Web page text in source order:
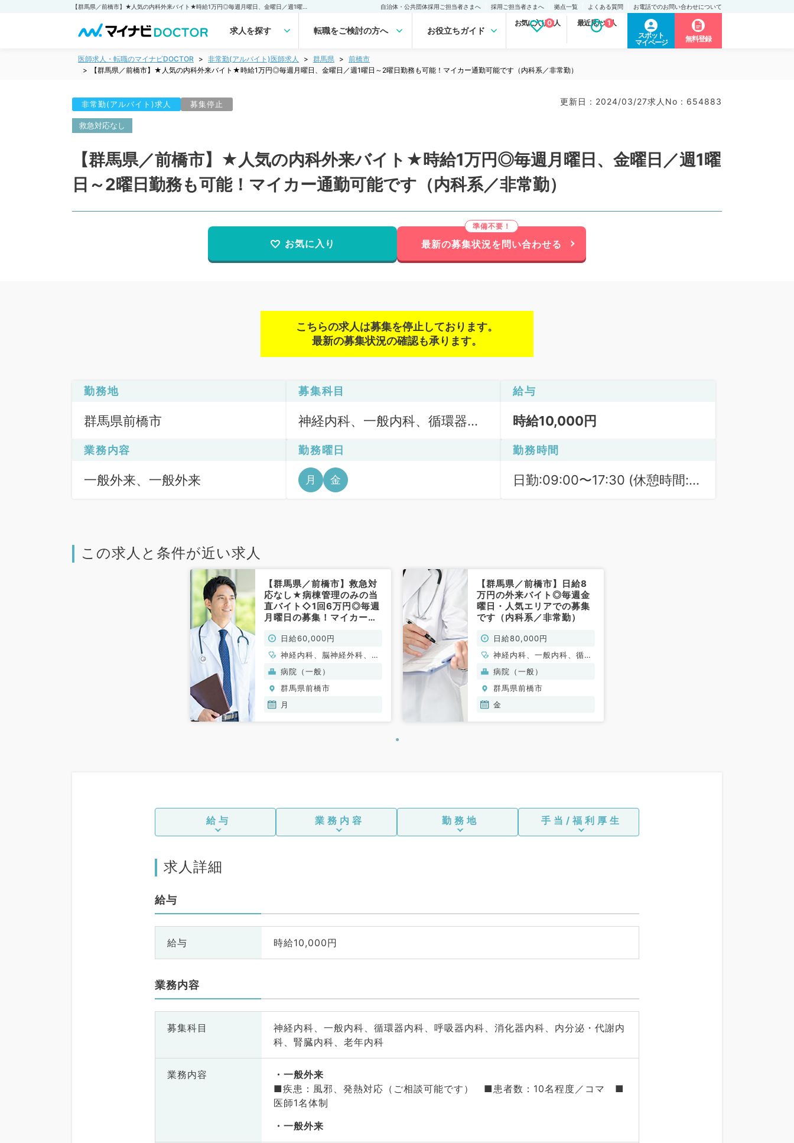
自治体・公共団体採用ご担当者さまへ 採用ご担当者さまへ 拠点一覧 よくある質問 お電話でのお問い合わせについて
求人を探す 転職をご検討の方へ お役立ちガイド
お気に入り求人
0 最近見た求人
1
スポット
マイページ
無料登録
医師求人・転職のマイナビDOCTOR 非常勤(アルバイト)医師求人 群馬県
前橋市
【群馬県／前橋市】★人気の内科外来バイト★時給1万円◎毎週月曜日、金曜日／週1曜日～2曜日勤務も可能！マイカー通勤可能です（内科系／非常勤）
非常勤(アルバイト)求人 募集停止 更新日 : 2024/03/27求人No : 654883
救急対応なし
【群馬県／前橋市】★人気の内科外来バイト★時給1万円◎毎週月曜日、金曜日／週1曜
日～2曜日勤務も可能！マイカー通勤可能です（内科系／非常勤）
お気に入り 最新の募集状況を問い合わせる
こちらの求人は募集を停止しております。
最新の募集状況の確認も承ります。
勤務地
群馬県前橋市
募集科目
神経内科、一般内科、循環器内
内分泌・代謝内科、腎臓内科、
老年内科
給与
時給10,000円
業務内容
一般外来、一般外来
勤務曜日
月 金
勤務時間
日勤:09:00〜17:30 (休憩時間:
この求人と条件が近い求人
【群馬県／前橋市】救急対
応なし★病棟管理のみの当
直バイト◇1回6万円◎毎週
月曜日の募集！マイカー通
系／非常勤）
日給60,000円
神経内科、脳神経外科、呼
吸器外科、心臓血管外科、
一般内科、循環器内科、呼
吸器内科、消化器内科、内
分泌・代謝内科、腎臓内
病院（一般）
群馬県前橋市
月
【群馬県／前橋市】日給8
万円の外来バイト◎毎週金
曜日・人気エリアでの募集
です（内科系／非常勤）
日給80,000円
神経内科、一般内科、循環
器内科、呼吸器内科、消化
器内科、腎臓内科、老年内
科、血液内科
病院（一般）
群馬県前橋市
金
給与 業務内容 勤務地 手当/福利厚生
求人詳細
給与
給与 時給10,000円
業務内容
募集科目
神経内科、一般内科、循環器内科、呼吸器内科、消化器内科、内分泌・代謝内
科、腎臓内科、老年内科
業務内容
一般外来
■疾患：風邪、発熱対応（ご相談可能です） ■患者数：10名程度／コマ ■
医師1名体制
一般外来